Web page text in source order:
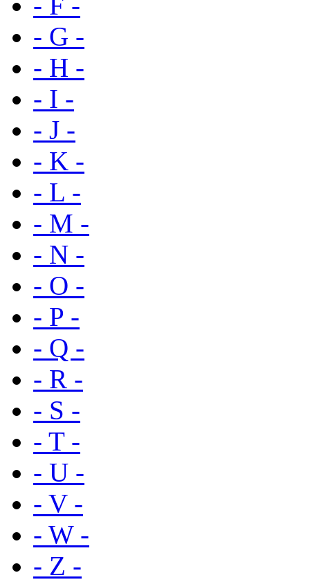
- G -
- H -
- I -
- J -
- K -
- L -
- M -
- N -
- O -
- P -
- Q -
- R -
- S -
- T -
- U -
- V -
- W -
- Z -